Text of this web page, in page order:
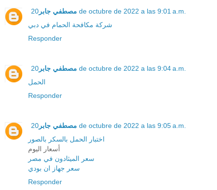
مصطفي جابر 20 de octubre de 2022 a las 9:01 a.m.
شركة مكافحة الحمام في دبي
Responder
مصطفي جابر 20 de octubre de 2022 a las 9:04 a.m.
الحمل
Responder
مصطفي جابر 20 de octubre de 2022 a las 9:05 a.m.
اختبار الحمل بالسكر بالصور
أسعار اليوم
سعر الميثادون في مصر
سعر جهاز ان بودي
Responder